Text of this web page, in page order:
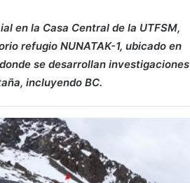
en la Casa Central de la UTFSM,
refugio NUNATAK-1, ubicado en
se desarrollan investigaciones
incluyendo BC.